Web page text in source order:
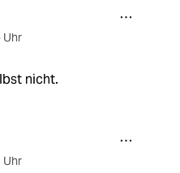
Uhr
nicht.
Uhr